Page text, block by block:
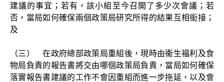
建議的事宜；若有，該小組至今召開了多少次會議；若
否，當局如何確保兩個政策局研究所得的結果互相銜接；
及
（三） 在政府總部政策局重組後，現時由衞生福利及食
物局負責的報告書將交由哪個政策局負責，當局如何確保
落實報告書建議的工作不會因重組而進一步拖延，以及會